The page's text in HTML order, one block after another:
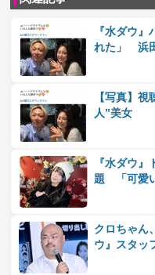
『水ダウ
れた」 浜
【写真】
人”美女
『水ダウ
題 「可愛
クロちゃん
ウ』スタッ